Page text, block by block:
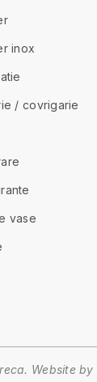
inox
/ covrigarie
vase
Website by